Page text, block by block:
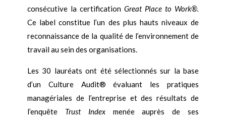
consécutive la certification Great Place to Work®.
Ce label constitue l’un des plus hauts niveaux de
reconnaissance de la qualité de l’environnement de
travail au sein des organisations.
Les 30 lauréats ont été sélectionnés sur la base
d’un Culture Audit® évaluant les pratiques
managériales de l’entreprise et des résultats de
l’enquête Trust Indexmenée auprès de ses